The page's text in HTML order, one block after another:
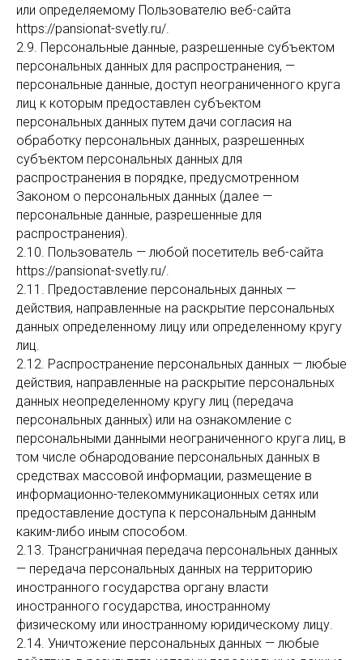
или определяемому Пользователю веб-сайта
https://pansionat-svetly.ru/.
2.9. Персональные данные, разрешенные субъектом
персональных данных для распространения, —
персональные данные, доступ неограниченного круга
лиц к которым предоставлен субъектом
персональных данных путем дачи согласия на
обработку персональных данных, разрешенных
субъектом персональных данных для
распространения в порядке, предусмотренном
Законом о персональных данных (далее —
персональные данные, разрешенные для
распространения).
2.10. Пользователь — любой посетитель веб-сайта
https://pansionat-svetly.ru/.
2.11. Предоставление персональных данных —
действия, направленные на раскрытие персональных
данных определенному лицу или определенному кругу
лиц.
2.12. Распространение персональных данных — любые
действия, направленные на раскрытие персональных
данных неопределенному кругу лиц (передача
персональных данных) или на ознакомление с
персональными данными неограниченного круга лиц, в
том числе обнародование персональных данных в
средствах массовой информации, размещение в
информационно-телекоммуникационных сетях или
предоставление доступа к персональным данным
каким-либо иным способом.
2.13. Трансграничная передача персональных данных
— передача персональных данных на территорию
иностранного государства органу власти
иностранного государства, иностранному
физическому или иностранному юридическому лицу.
2.14. Уничтожение персональных данных — любые